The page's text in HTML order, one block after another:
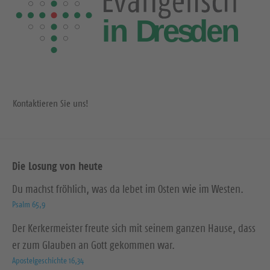
e
i
t
i
Kontaktieren Sie uns!
Die Losung von heute
Du machst fröhlich, was da lebet im Osten wie im Westen.
Psalm 65,9
Der Kerkermeister freute sich mit seinem ganzen Hause, dass
er zum Glauben an Gott gekommen war.
Apostelgeschichte 16,34